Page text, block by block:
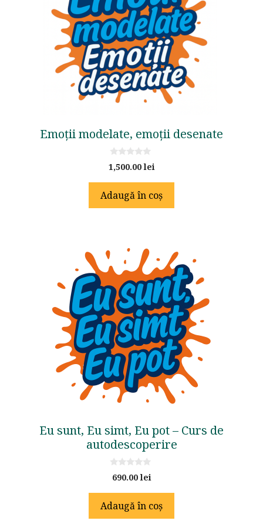
Emoții modelate, emoții desenate
0
o
o
f
5
1,500.00lei
Adaugă în coș
Eu sunt, Eu simt, Eu pot – Curs de
autodescoperire
0
o
o
f
5
690.00lei
Adaugă în coș